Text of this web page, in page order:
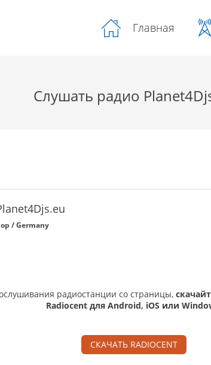
Главная
Слушать радио
/ Germany
радиостанции со страницы,
Radiocent для Android, iOS или
СКАЧАТЬ RADIOCENT